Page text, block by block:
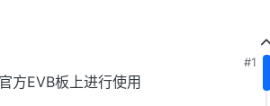
#1
方EVB板上进行使用